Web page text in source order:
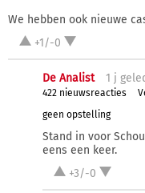
We hebben ook nieuwe
+1/-0
De Analist 1 j
422 nieuwsreacties
geen opstelling
Stand in voor
eens een keer.
+3/-0